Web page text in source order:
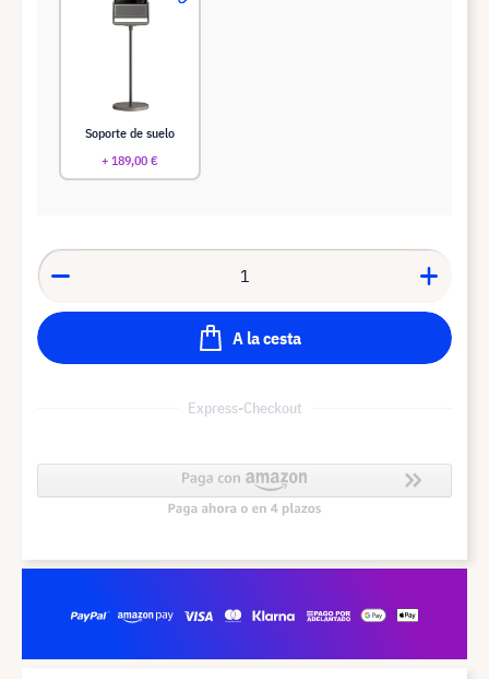
Soporte de suelo
+ 189,00 €
A la cesta
Express-Checkout